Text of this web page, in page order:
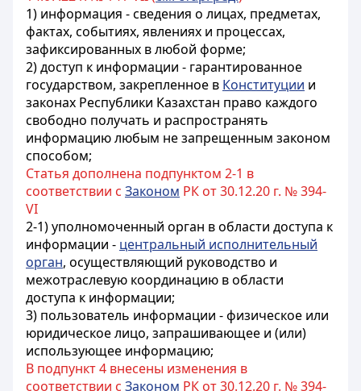
1) информация - сведения о лицах, предметах,
фактах, событиях, явлениях и процессах,
зафиксированных в любой форме;
2) доступ к информации - гарантированное
государством, закрепленное в Конституции и
законах Республики Казахстан право каждого
свободно получать и распространять
информацию любым не запрещенным законом
способом;
Статья дополнена подпунктом 2-1 в
соответствии с Законом РК от 30.12.20 г. № 394-
VI
2-1) уполномоченный орган в области доступа к
информации - центральный исполнительный
орган, осуществляющий руководство и
межотраслевую координацию в области
доступа к информации;
3) пользователь информации - физическое или
юридическое лицо, запрашивающее и (или)
использующее информацию;
В подпункт 4 внесены изменения в
соответствии с Законом РК от 30.12.20 г. № 394-